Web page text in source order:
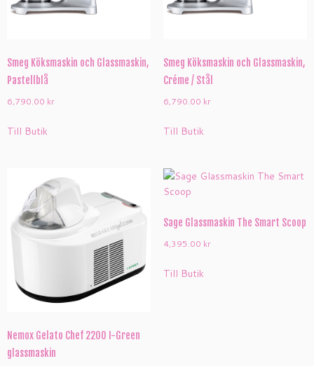
Smeg Köksmaskin och Glassmaskin,
Pastellblå
6,790.00 kr
Till Butik
Smeg Köksmaskin och Glassmaskin,
Créme / Stål
6,790.00 kr
Till Butik
Nemox Gelato Chef 2200 I-Green
glassmaskin
Sage Glassmaskin The Smart Scoop
4,395.00 kr
Till Butik